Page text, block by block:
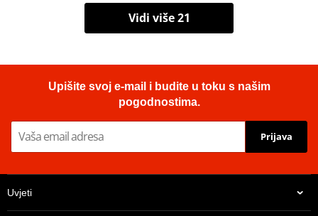
Vidi više 21
Upišite svoj e-mail i budite u toku s našim
pogodnostima.
Prijava
Uvjeti